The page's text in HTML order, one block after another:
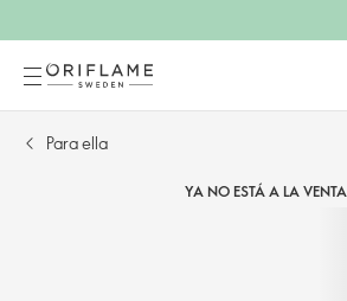
Para ella
YA NO ESTÁ A LA VENTA